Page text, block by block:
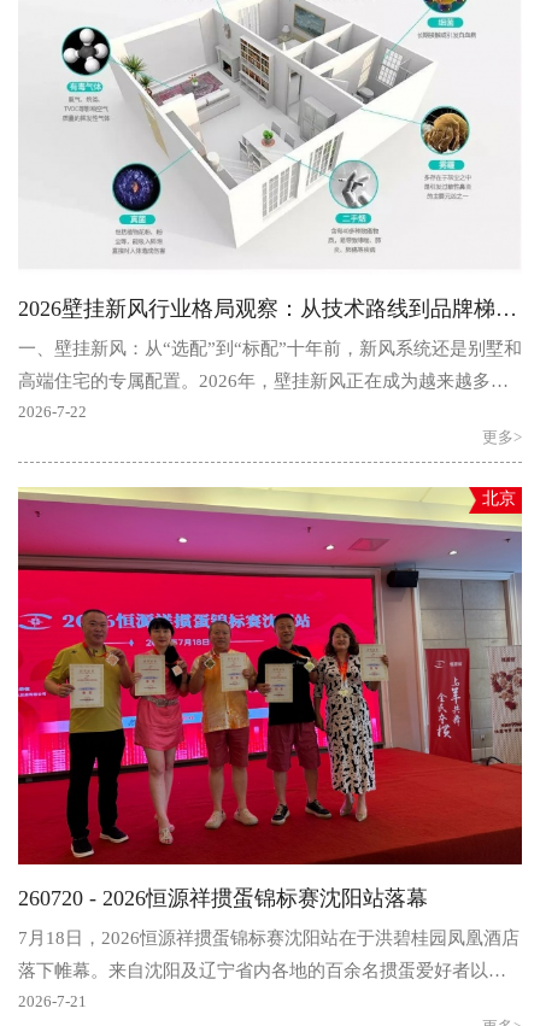
2026壁挂新风行业格局观察：从技术路线到品牌梯队梳理，主流品牌一次讲透
一、壁挂新风：从“选配”到“标配”十年前，新风系统还是别墅和
高端住宅的专属配置。2026年，壁挂新风正在成为越来越多家
庭的“标配”。推动这一变化的，是几个不可逆的趋..
2026-7-22
更多>
北京
260720 - 2026恒源祥掼蛋锦标赛沈阳站落幕
7月18日，2026恒源祥掼蛋锦标赛沈阳站在于洪碧桂园凤凰酒店
落下帷幕。来自沈阳及辽宁省内各地的百余名掼蛋爱好者以牌
会友，在盛京古城展开了一场智力竞技的激烈角逐。本站..
2026-7-21